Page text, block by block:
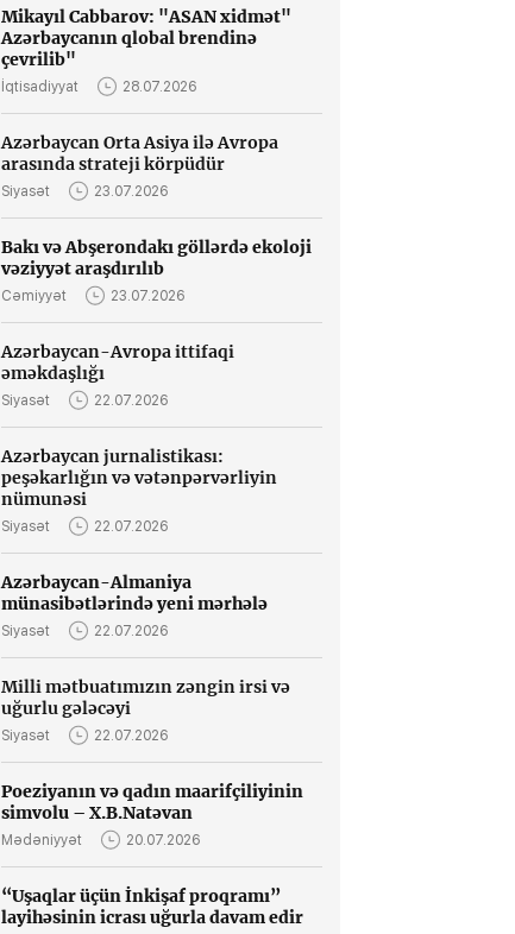
Mikayıl Cabbarov: "ASAN xidmət"
Azərbaycanın qlobal brendinə
çevrilib"
İqtisadiyyat 28.07.2026
Azərbaycan Orta Asiya ilə Avropa
arasında strateji körpüdür
Siyasət 23.07.2026
Bakı və Abşerondakı göllərdə ekoloji
vəziyyət araşdırılıb
Cəmiyyət 23.07.2026
Azərbaycan-Avropa ittifaqi
əməkdaşlığı
Siyasət 22.07.2026
Azərbaycan jurnalistikası:
peşəkarlığın və vətənpərvərliyin
nümunəsi
Siyasət 22.07.2026
Azərbaycan-Almaniya
münasibətlərində yeni mərhələ
Siyasət 22.07.2026
Milli mətbuatımızın zəngin irsi və
uğurlu gələcəyi
Siyasət 22.07.2026
Poeziyanın və qadın maarifçiliyinin
simvolu – X.B.Natəvan
Mədəniyyət 20.07.2026
“Uşaqlar üçün İnkişaf proqramı”
layihəsinin icrası uğurla davam edir